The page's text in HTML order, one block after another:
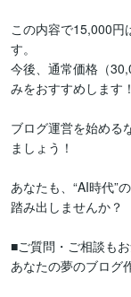
この内容で15,000円
す。
今後、通常価格（
みをおすすめします！
ブログ運営を始める
ましょう！
あなたも、“AI時代”
踏み出しませんか？
■ご質問・ご相談も
あなたの夢のブログ